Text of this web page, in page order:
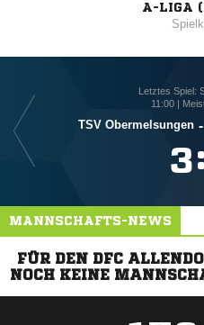
A-LIGA
Letztes Spiel:
11:00 |
TSV Obermelsungen -
:
MANNSCHAFTS-NEWS
FÜR DEN DFC
NOCH KEINE